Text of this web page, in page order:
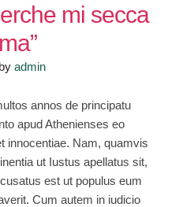
mi secca
admin
annos de principatu
apud Athenienses eo
innocentiae. Nam, quamvis
ut Iustus apellatus sit,
est ut populus eum
Cum autem in iudicio